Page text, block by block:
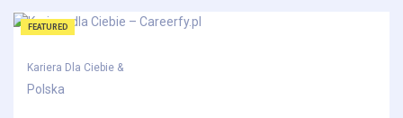
FEATURED
Kariera Dla Ciebie &
Polska